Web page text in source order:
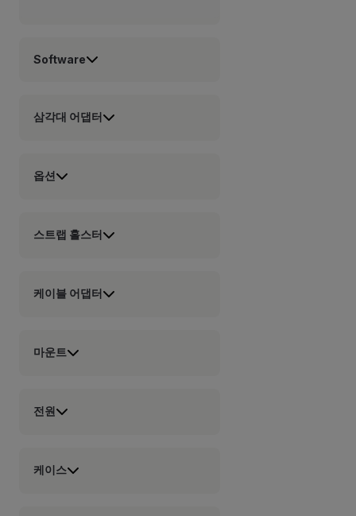
Software
삼각대 어댑터
옵션
스트랩 홀스터
케이블 어댑터
마운트
전원
케이스